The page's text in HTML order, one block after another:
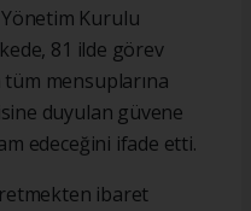
Kurulu
81 ilde görev
mensuplarına
duyulan güvene
edeceğini ifade etti.
ibaret